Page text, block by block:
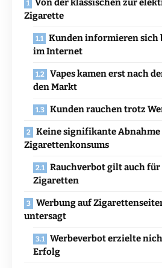
Von der klassischen zur
Zigarette
Kunden informieren sich
im Internet
Vapes kamen erst nach
den Markt
Kunden rauchen trotz
Keine signifikante Abnahme
Zigarettenkonsums
Rauchverbot gilt auch
Zigaretten
Werbung auf
untersagt
Werbeverbot erzielte
Erfolg